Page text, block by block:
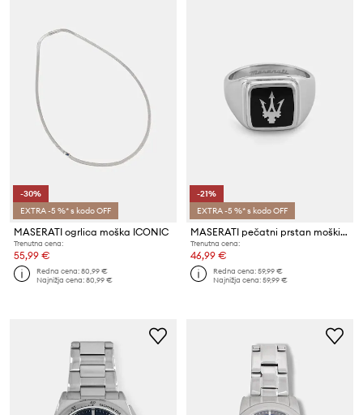
-30%
EXTRA -5 %* s kodo OFF
MASERATI ogrlica moška ICONIC
Trenutna cena:
55,99 €
Redna cena:80,99 €
Najnižja cena:80,99 €
-21%
EXTRA -5 %* s kodo OFF
MASERATI pečatni prstan moški iz kovine ICONIC
Trenutna cena:
46,99 €
Redna cena:59,99 €
Najnižja cena:59,99 €